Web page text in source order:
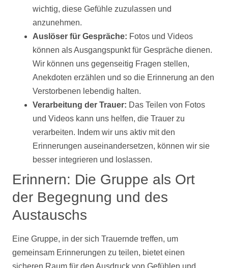
wichtig, diese Gefühle zuzulassen und
anzunehmen.
Auslöser für Gespräche: Fotos und Videos
können als Ausgangspunkt für Gespräche dienen.
Wir können uns gegenseitig Fragen stellen,
Anekdoten erzählen und so die Erinnerung an den
Verstorbenen lebendig halten.
Verarbeitung der Trauer: Das Teilen von Fotos
und Videos kann uns helfen, die Trauer zu
verarbeiten. Indem wir uns aktiv mit den
Erinnerungen auseinandersetzen, können wir sie
besser integrieren und loslassen.
Erinnern: Die Gruppe als Ort
der Begegnung und des
Austauschs
Eine Gruppe, in der sich Trauernde treffen, um
gemeinsam Erinnerungen zu teilen, bietet einen
sicheren Raum für den Ausdruck von Gefühlen und